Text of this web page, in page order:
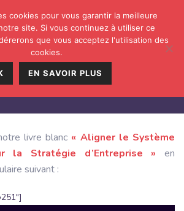
NOTRE LIVRE BLANC
livre blanc « Aligner le Système
la Stratégie d’Entreprise » en
suivant :
cookies pour vous garantir la meilleure
site. Si vous continuez à utiliser ce
que vous acceptez l'utilisation des
cookies.
EN SAVOIR PLUS